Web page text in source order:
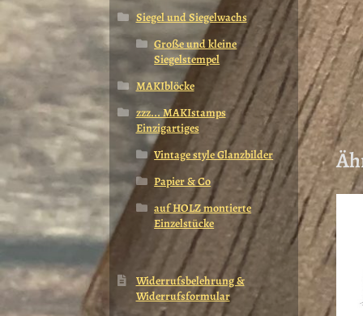
Siegel und Siegelwachs
Große und kleine
Siegelstempel
MAKIblöcke
zzz... MAKIstamps
Einzigartiges
Vintage style Glanzbilder
Papier & Co
auf HOLZ montierte
Einzelstücke
Widerrufsbelehrung &
Widerrufsformular